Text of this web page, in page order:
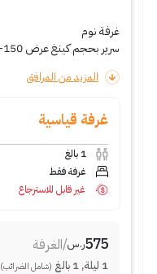
غرفة نوم
سرير بحجم كينغ عرض 150-183
المزيد من المرافق
غرفة قياسية
1 بالغ
غرفة فقط
غير قابل للاسترجاع
575ر.س/الغرفة
1 ليلة,
1 بالغ (شامل الضرائب)